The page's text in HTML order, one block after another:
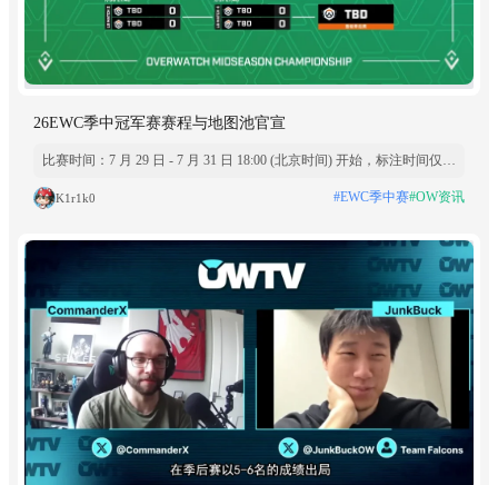
26EWC季中冠军赛赛程与地图池官宣
比赛时间：7 月 29 日 - 7 月 31 日 18:00 (北京时间) 开始，标注时间仅为
组） 【胜者组】 UB MATCH1（7/30 01:30）：VP VS 9
K1r1k0 #EWC季中赛#OW资讯